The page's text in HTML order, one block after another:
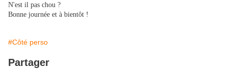
N'est il pas chou ?
Bonne journée et à bientôt !
#Côté perso
Partager